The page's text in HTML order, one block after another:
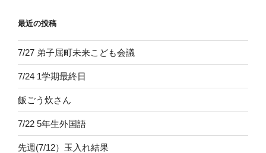
最近の投稿
7/27 弟子屈町未来こども会議
7/24 1学期最終日
飯ごう炊さん
7/22 5年生外国語
先週(7/12）玉入れ結果